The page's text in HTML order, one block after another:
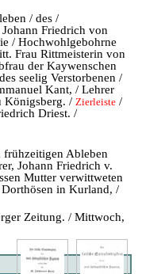
/ des /
Friedrich von
/ Hochwohlgebohrne
Frau Rittmeisterin von
der Kaywenschen
seelig Verstorbenen /
Kant, / Lehrer
Königsberg. / Zierleiste /
Driest. /
frühzeitigen Ableben
Johann Friedrich v.
Mutter verwittweten
in Kurland, /
Zeitung. / Mittwoch,